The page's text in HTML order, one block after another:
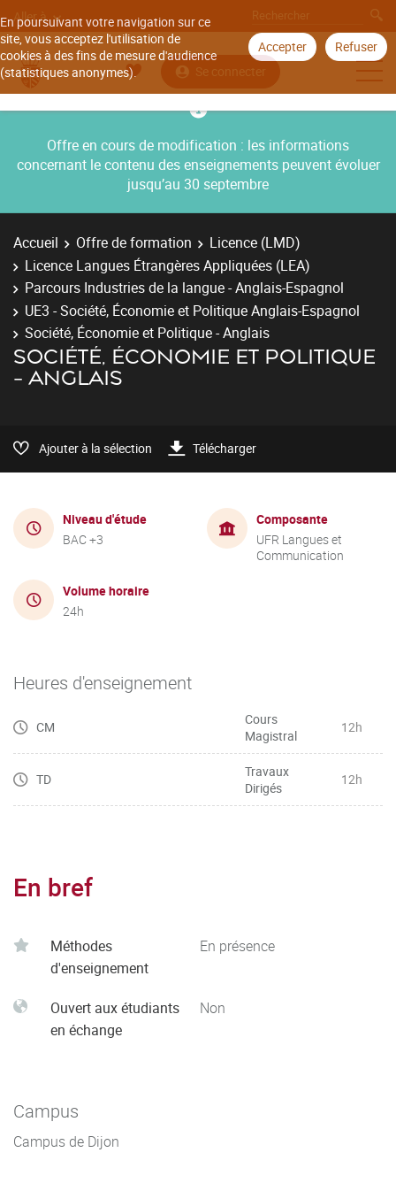
En poursuivant votre navigation sur ce
site, vous acceptez l'utilisation de
cookies à des fins de mesure d'audience
(statistiques anonymes).
Accepter Refuser
Aller à
Se connecter
Offre en cours de modification : les informations
concernant le contenu des enseignements peuvent évoluer
jusqu’au 30 septembre
Accueil Offre de formation
Licence (LMD)
Licence Langues Étrangères Appliquées (LEA)
Parcours Industries de la langue - Anglais-Espagnol
UE3 - Société, Économie et Politique Anglais-Espagnol
Société, Économie et Politique - Anglais
SOCIÉTÉ, ÉCONOMIE ET POLITIQUE
- ANGLAIS
Ajouter à la sélection Télécharger
Niveau d'étude
BAC +3
Composante
UFR Langues et
Communication
Volume horaire
24h
Heures d'enseignement
CM
Cours
Magistral
12h
TD
Travaux
Dirigés
12h
En bref
Méthodes
d'enseignement
En présence
Ouvert aux étudiants
en échange
Non
Campus
Campus de Dijon